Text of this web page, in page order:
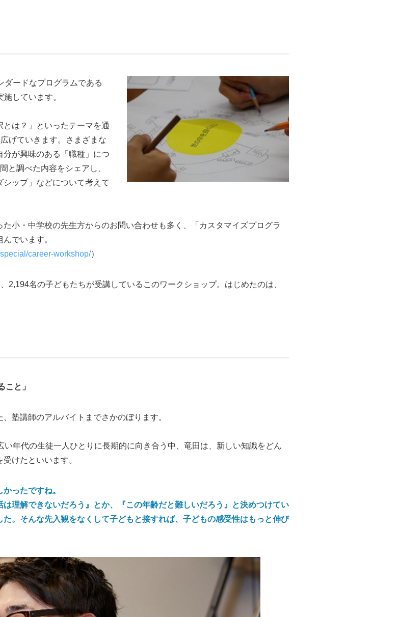
ダードなプログラムである
しています。
は？」といったテーマを通
げていきます。さまざまな
が興味のある「職種」につ
と調べた内容をシェアし、
ップ」などについて考えて
小・中学校の先生方からのお問い合わせも多く、「カスタマイズプログラ
でいます。
career-workshop/）
2,194名の子どもたちが受講しているこのワークショップ。はじめたのは、
こと」
塾講師のアルバイトまでさかのぼります。
年代の生徒一人ひとりに長期的に向き合う中、竜田は、新しい知識をどん
けたといいます。
ったですね。
理解できないだろう』とか、『この年齢だと難しいだろう』と決めつけてい
。そんな先入観をなくして子どもと接すれば、子どもの感受性はもっと伸び